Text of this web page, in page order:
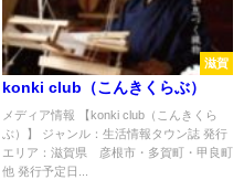
滋賀
konki club（こんきくらぶ）
メディア情報 【konki club（こんきくら
ぶ）】 ジャンル：生活情報タウン誌 発行
エリア：滋賀県 彦根市・多賀町・甲良町
他 発行予定日...